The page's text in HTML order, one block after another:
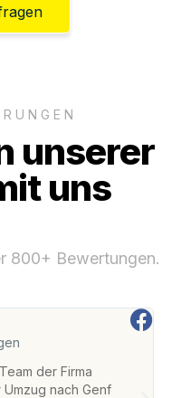
unserer
uns
800+ Bewertungen.
der Firma
nach Genf